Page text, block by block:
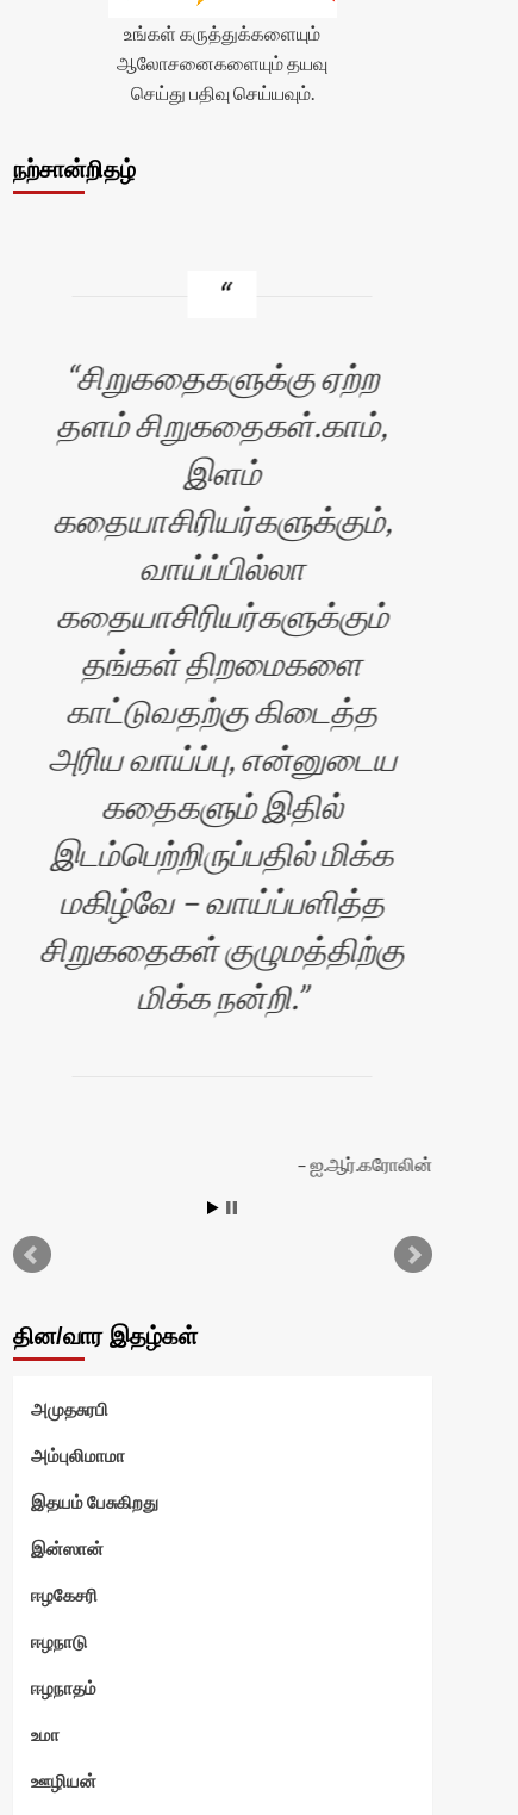
உங்கள் கருத்துக்களையும்
ஆலோசனைகளையும் தயவு
செய்து பதிவு செய்யவும்.
நற்சான்றிதழ்
சிறுகதைகளுக்கு ஏற்ற
தளம் சிறுகதைகள்.காம்,
இளம்
கதையாசிரியர்களுக்கும்,
வாய்ப்பில்லா
கதையாசிரியர்களுக்கும்
தங்கள் திறமைகளை
காட்டுவதற்கு கிடைத்த
அரிய வாய்ப்பு, என்னுடைய
கதைகளும் இதில்
இடம்பெற்றிருப்பதில் மிக்க
மகிழ்வே – வாய்ப்பளித்த
சிறுகதைகள் குழுமத்திற்கு
மிக்க நன்றி.
ஐ.ஆர்.கரோலின்
தின/வார இதழ்கள்
அமுதசுரபி
அம்புலிமாமா
இதயம் பேசுகிறது
இன்ஸான்
ஈழகேசரி
ஈழநாடு
ஈழநாதம்
உமா
ஊழியன்